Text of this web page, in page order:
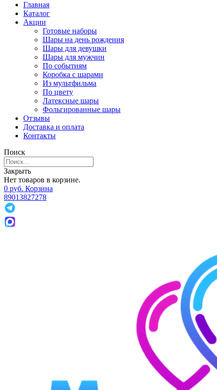
Главная
Каталог
Акции
Готовые наборы
Шары на день рождения
Шары для девушки
Шары для мужчин
По событиям
Коробка с шарами
Из мультфильма
По цвету
Латексные шары
Фольгированные шары
Отзывы
Доставка и оплата
Контакты
Поиск
Закрыть
Нет товаров в корзине.
0 руб. Корзина
89013827278